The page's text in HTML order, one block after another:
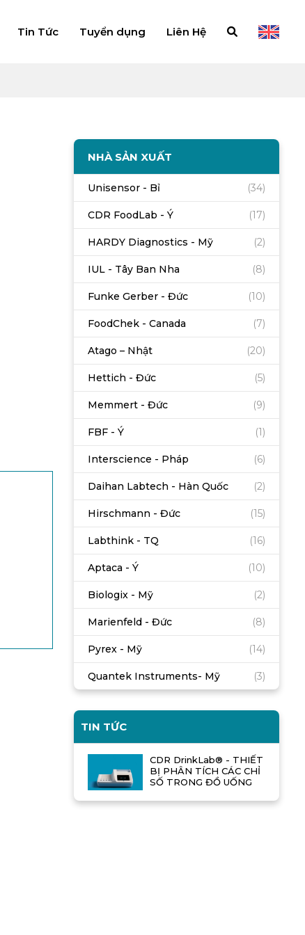
Tin Tức Tuyển dụng Liên Hệ
NHÀ SẢN XUẤT
Unisensor - Bỉ (34)
CDR FoodLab - Ý (17)
HARDY Diagnostics - Mỹ (2)
IUL - Tây Ban Nha (8)
Funke Gerber - Đức (10)
FoodChek - Canada (7)
Atago – Nhật (20)
Hettich - Đức (5)
Memmert - Đức (9)
FBF - Ý (1)
Interscience - Pháp (6)
Daihan Labtech - Hàn Quốc (2)
Hirschmann - Đức (15)
Labthink - TQ (16)
Aptaca - Ý (10)
Biologix - Mỹ (2)
Marienfeld - Đức (8)
Pyrex - Mỹ (14)
Quantek Instruments- Mỹ (3)
TIN TỨC
CDR DrinkLab® - THIẾT
BỊ PHÂN TÍCH CÁC CHỈ
SỐ TRONG ĐỒ UỐNG